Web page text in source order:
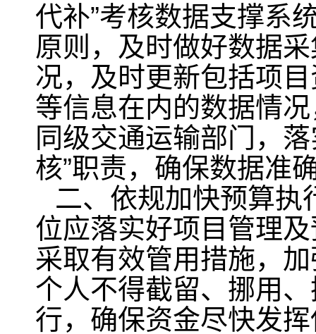
代补”考核数据支撑系
原则，及时做好数据
况，及时更新包括项
等信息在内的数据情
同级交通运输部门，
核”职责，确保数据准
二、依规加快预算执
位应落实好项目管理
采取有效管用措施，
个人不得截留、挪用
行，确保资金尽快发